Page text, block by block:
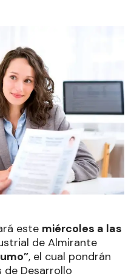
este miércoles a las
de Almirante
, el cual pondrán
de Desarrollo